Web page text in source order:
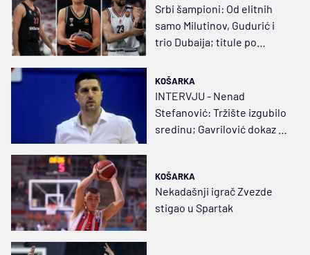
Srbi šampioni: Od elitnih
samo Milutinov, Gudurić i
trio Dubaija; titule po
KOŠARKA
INTERVJU - Nenad
Stefanović: Tržište izgubilo
sredinu; Gavrilović dokaz da
KOŠARKA
Nekadašnji igrač Zvezde
stigao u Spartak